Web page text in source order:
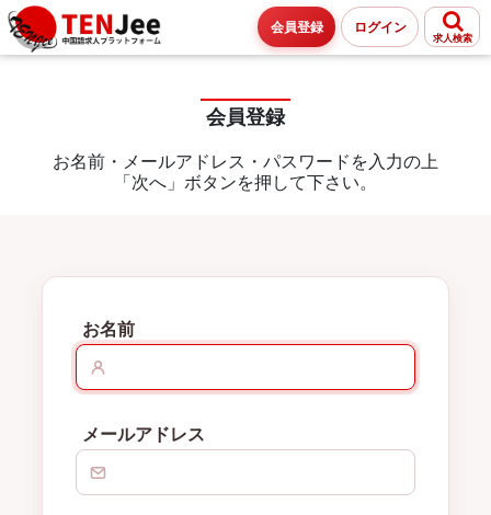
会員登録 ログイン
求人検索
会員登録
お名前・メールアドレス・パスワードを入力の上
「次へ」ボタンを押して下さい。
お名前
メールアドレス